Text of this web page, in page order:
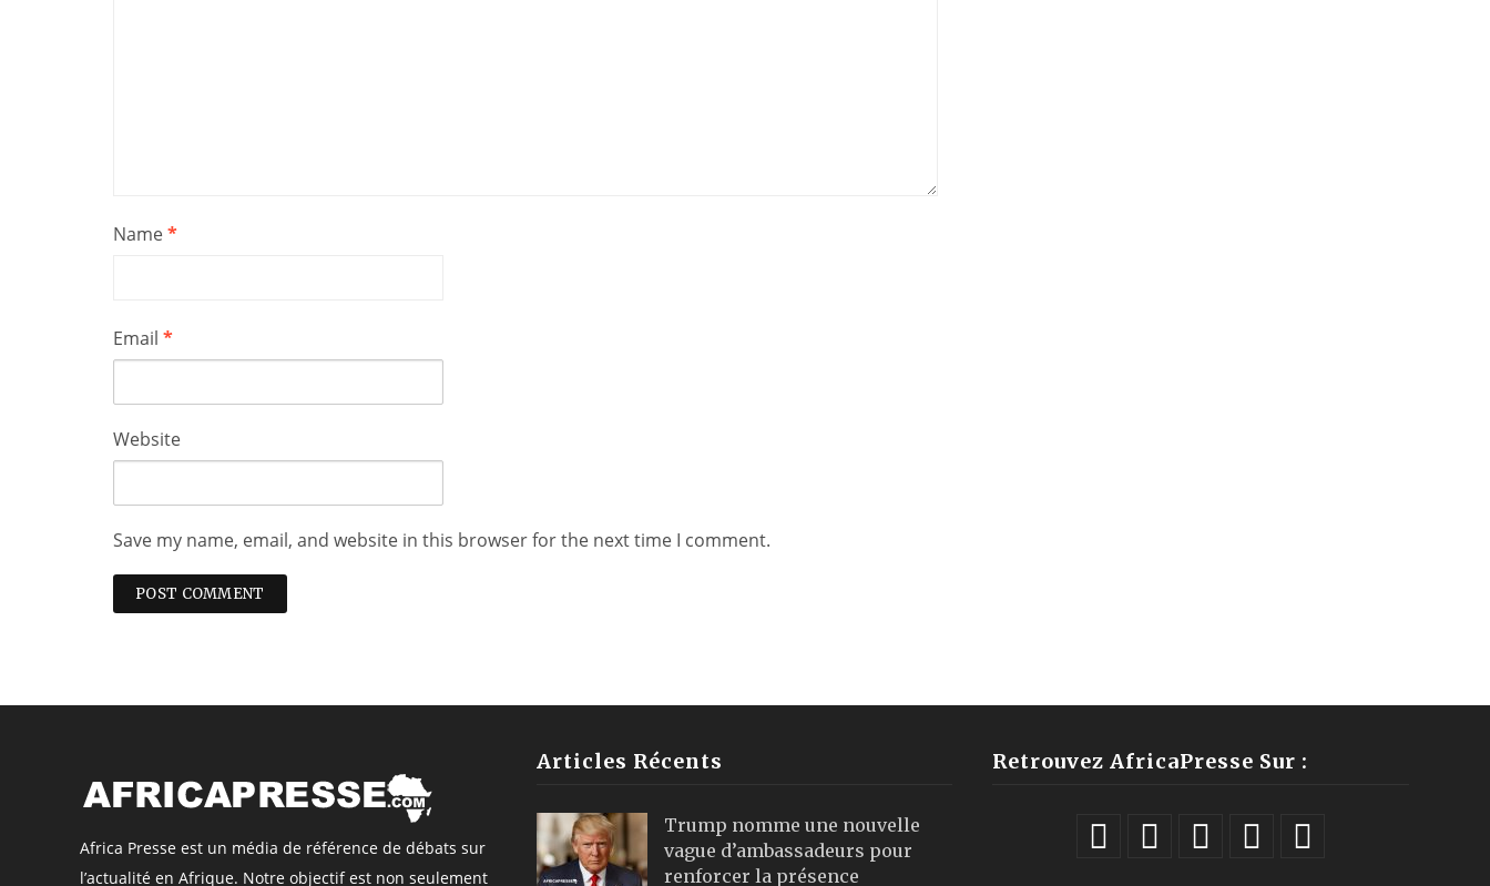
Name*
Email *
Website
Save my name, email, and website in this browser for the next time I comment.
Africa Presse est un média de référence de débats sur
l’actualité en Afrique. Notre objectif est non seulement
Articles Récents
Trump nomme une nouvelle
vague d’ambassadeurs pour
renforcer la présence
Retrouvez AfricaPresse Sur :